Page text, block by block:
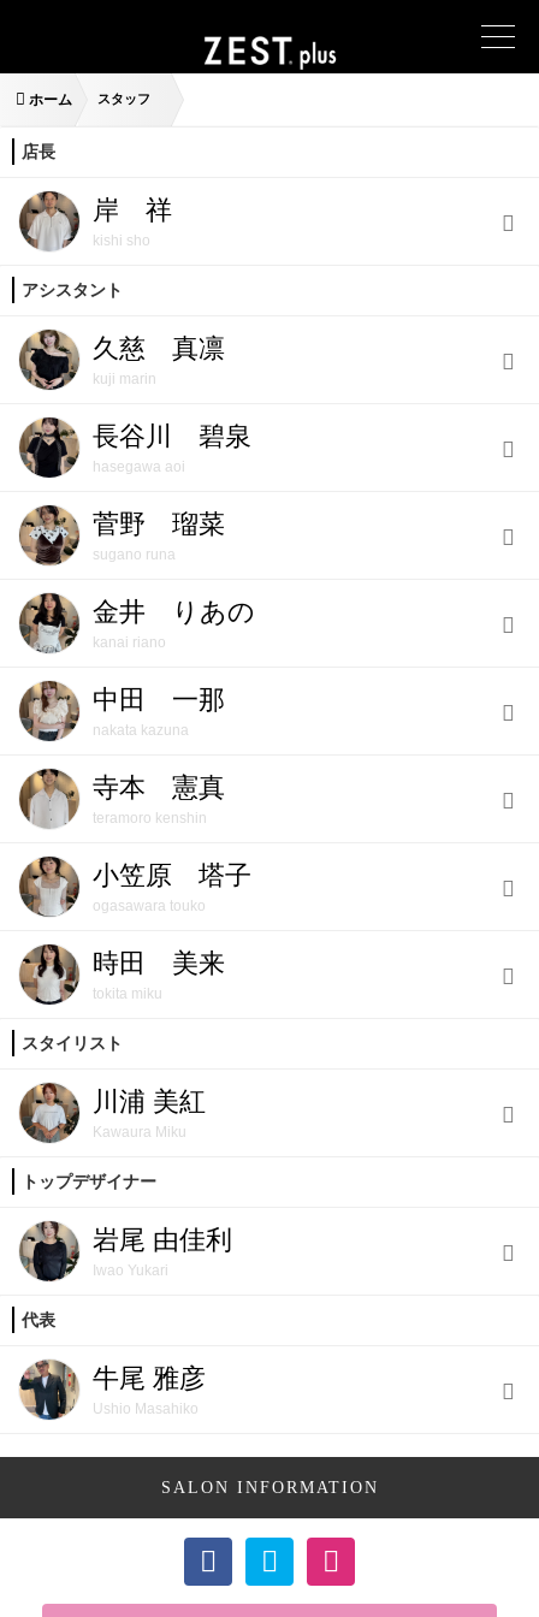
ホーム スタッフ
店長
岸 祥
kishi sho
アシスタント
久慈 真凛
kuji marin
長谷川 碧泉
hasegawa aoi
菅野 瑠菜
sugano runa
金井 りあの
kanai riano
中田 一那
nakata kazuna
寺本 憲真
teramoro kenshin
小笠原 塔子
ogasawara touko
時田 美来
tokita miku
スタイリスト
川浦 美紅
Kawaura Miku
トップデザイナー
岩尾 由佳利
Iwao Yukari
代表
牛尾 雅彦
Ushio Masahiko
SALON INFORMATION